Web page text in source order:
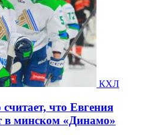
КХЛ
что Евгения
в минском «Динамо»